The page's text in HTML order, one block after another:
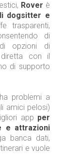
Rover è
dogsitter e
trasparenti,
di
opzioni di
con il
di supporto
problemi a
amici pelosi)
app per
e attrazioni
banca dati,
e vuole